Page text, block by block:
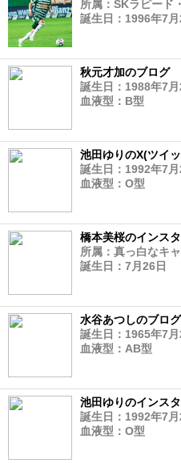
所属：SKラピード
誕生日：1996年7月
秋元才加のブログ
誕生日：1988年7月
血液型：B型
池田ゆりのX(ツイ
誕生日：1992年7月
血液型：O型
橋本美桜のインス
所属：真っ白なキ
誕生日：7月26日
水谷あつしのブログ
誕生日：1965年7月
血液型：AB型
池田ゆりのインス
誕生日：1992年7月
血液型：O型